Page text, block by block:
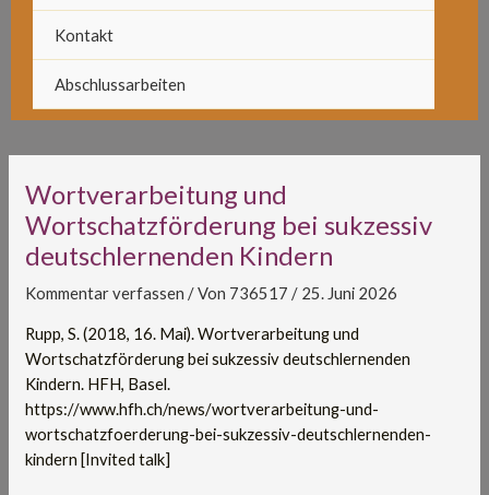
Kontakt
Abschlussarbeiten
Wortverarbeitung und
Wortschatzförderung bei sukzessiv
deutschlernenden Kindern
Kommentar verfassen / Von 736517 / 25. Juni 2026
Rupp, S. (2018, 16. Mai). Wortverarbeitung und
Wortschatzförderung bei sukzessiv deutschlernenden
Kindern. HFH, Basel.
https://www.hfh.ch/news/wortverarbeitung-und-
wortschatzfoerderung-bei-sukzessiv-deutschlernenden-
kindern [Invited talk]